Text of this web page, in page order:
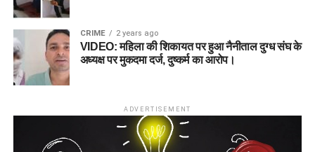
CRIME 2 years ago
VIDEO: महिला की शिकायत पर हुआ नैनीताल दुग्ध संघ के
अध्यक्ष पर मुकदमा दर्ज, दुष्कर्म का आरोप।
ADVERTISEMENT